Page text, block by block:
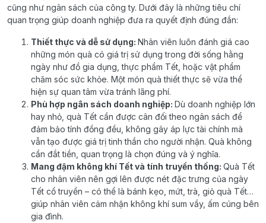
cũng như ngân sách của công ty. Dưới đây là những tiêu chí
quan trọng giúp doanh nghiệp đưa ra quyết định đúng đắn:
Thiết thực và dễ sử dụng: Nhân viên luôn đánh giá cao
những món quà có giá trị sử dụng trong đời sống hằng
ngày như đồ gia dụng, thực phẩm Tết, hoặc vật phẩm
chăm sóc sức khỏe. Một món quà thiết thực sẽ vừa thể
hiện sự quan tâm vừa tránh lãng phí.
Phù hợp ngân sách doanh nghiệp: Dù doanh nghiệp lớn
hay nhỏ, quà Tết cần được cân đối theo ngân sách để
đảm bảo tính đồng đều, không gây áp lực tài chính mà
vẫn tạo được giá trị tinh thần cho người nhận. Quà không
cần đắt tiền, quan trọng là chọn đúng và ý nghĩa.
Mang đậm không khí Tết và tính truyền thống: Quà Tết
cho nhân viên nên gợi lên được nét đặc trưng của ngày
Tết cổ truyền – có thể là bánh kẹo, mứt, trà, giỏ quà Tết…
giúp nhân viên cảm nhận không khí sum vầy, ấm cúng bên
gia đình.